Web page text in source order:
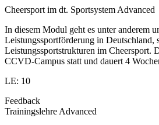
Cheersport im dt. Sportsystem Advanced
In diesem Modul geht es unter anderem
Leistungssportförderung in Deutschland,
Leistungssportstrukturen im Cheersport.
CCVD-Campus statt und dauert 4
LE: 10
Feedback
Trainingslehre Advanced